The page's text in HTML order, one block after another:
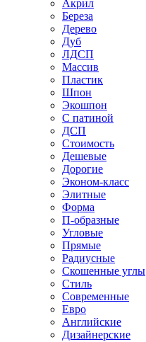
Акрил
Береза
Дерево
Дуб
ЛДСП
Массив
Пластик
Шпон
Экошпон
С патиной
ДСП
Стоимость
Дешевые
Дорогие
Эконом-класс
Элитные
Форма
П-образные
Угловые
Прямые
Радиусные
Скошенные углы
Стиль
Современные
Евро
Английские
Дизайнерские